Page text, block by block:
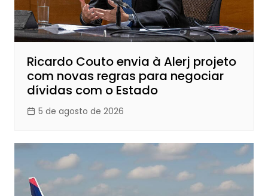
Ricardo Couto envia à Alerj projeto
com novas regras para negociar
dívidas com o Estado
5 de agosto de 2026